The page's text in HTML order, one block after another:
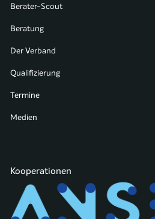
Berater-Scout
Beratung
Der Verband
Qualifizierung
Termine
Medien
Kooperationen